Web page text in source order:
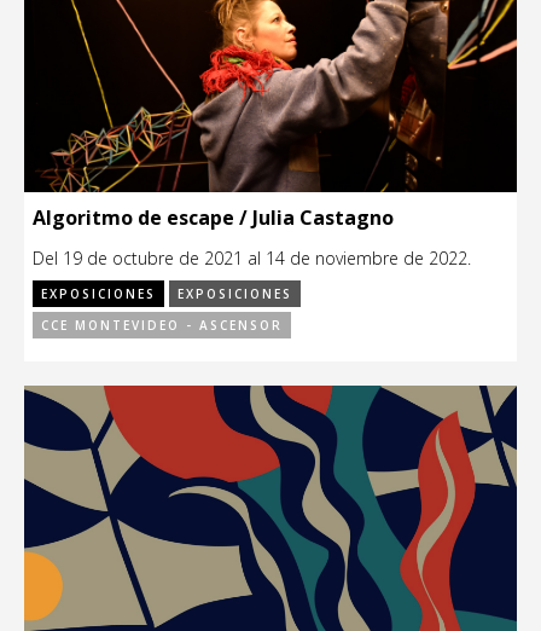
Algoritmo de escape / Julia Castagno
Del 19 de octubre de 2021 al 14 de noviembre de 2022.
EXPOSICIONES
EXPOSICIONES
CCE MONTEVIDEO - ASCENSOR